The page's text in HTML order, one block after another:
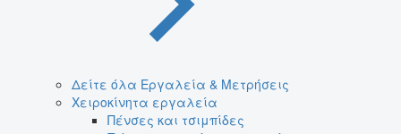
Δείτε όλα Εργαλεία & Μετρήσεις
Χειροκίνητα εργαλεία
Πένσες και τσιμπίδες